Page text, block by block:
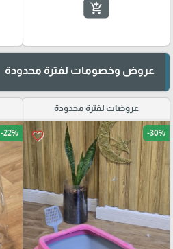
add_shopping_cart
عروض وخصومات لفترة محدودة
عروضات لفترة محدودة
favorite_border -30%
-22%